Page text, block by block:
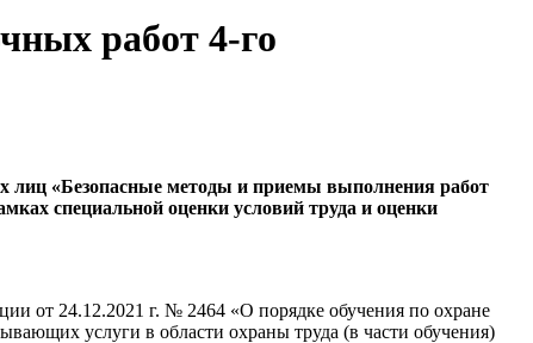
работ 4-го
лиц «Безопасные методы и приемы выполнения работ
специальной оценки условий труда и оценки
от 24.12.2021 г. № 2464 «О порядке обучения по охране
услуги в области охраны труда (в части обучения)